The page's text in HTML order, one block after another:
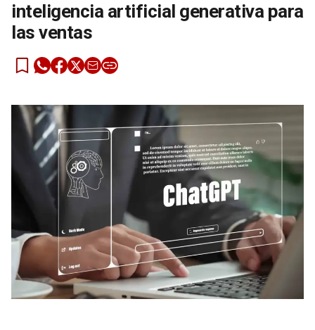
inteligencia artificial generativa para
las ventas